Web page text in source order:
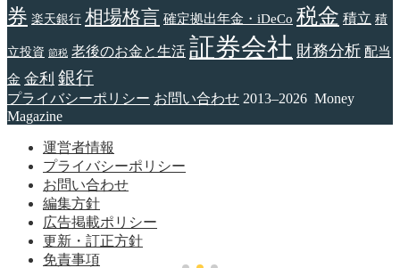
券 楽天銀行 相場格言 確定拠出年金・iDeCo 税金 積立 積
立投資 節税 老後のお金と生活 証券会社 財務分析 配当
金 金利 銀行
プライバシーポリシー お問い合わせ 2013–2026 Money
Magazine
運営者情報
プライバシーポリシー
お問い合わせ
編集方針
広告掲載ポリシー
更新・訂正方針
免責事項